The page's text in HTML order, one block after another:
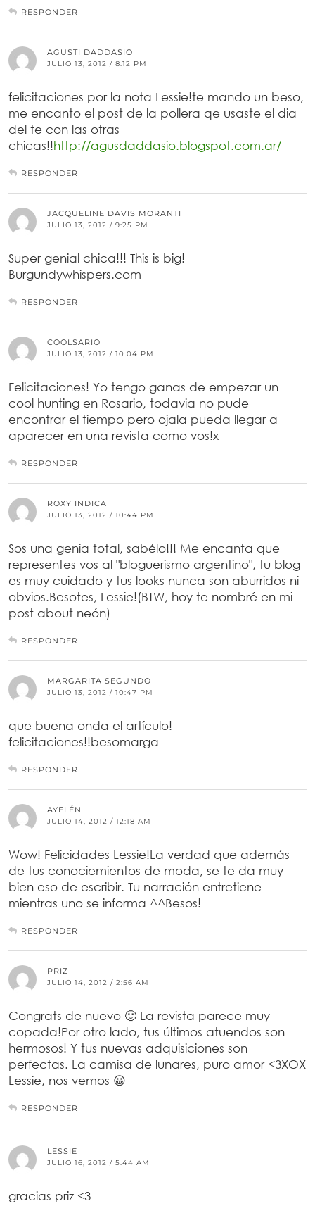
RESPONDER
AGUSTI DADDASIO
JULIO 13, 2012 / 8:12 PM
felicitaciones por la nota Lessie!te mando un beso,
me encanto el post de la pollera qe usaste el dia
del te con las otras
chicas!!http://agusdaddasio.blogspot.com.ar/
RESPONDER
JACQUELINE DAVIS MORANTI
JULIO 13, 2012 / 9:25 PM
Super genial chica!!! This is big!
Burgundywhispers.com
RESPONDER
COOLSARIO
JULIO 13, 2012 / 10:04 PM
Felicitaciones! Yo tengo ganas de empezar un
cool hunting en Rosario, todavia no pude
encontrar el tiempo pero ojala pueda llegar a
aparecer en una revista como vos!x
RESPONDER
ROXY INDICA
JULIO 13, 2012 / 10:44 PM
Sos una genia total, sabélo!!! Me encanta que
representes vos al "bloguerismo argentino", tu blog
es muy cuidado y tus looks nunca son aburridos ni
obvios.Besotes, Lessie!(BTW, hoy te nombré en mi
post about neón)
RESPONDER
MARGARITA SEGUNDO
JULIO 13, 2012 / 10:47 PM
que buena onda el artículo!
felicitaciones!!besomarga
RESPONDER
AYELÉN
JULIO 14, 2012 / 12:18 AM
Wow! Felicidades Lessie!La verdad que además
de tus conociemientos de moda, se te da muy
bien eso de escribir. Tu narración entretiene
mientras uno se informa ^^Besos!
RESPONDER
PRIZ
JULIO 14, 2012 / 2:56 AM
Congrats de nuevo 🙂 La revista parece muy
copada!Por otro lado, tus últimos atuendos son
hermosos! Y tus nuevas adquisiciones son
perfectas. La camisa de lunares, puro amor <3XOX
Lessie, nos vemos 😀
RESPONDER
LESSIE
JULIO 16, 2012 / 5:44 AM
gracias priz <3